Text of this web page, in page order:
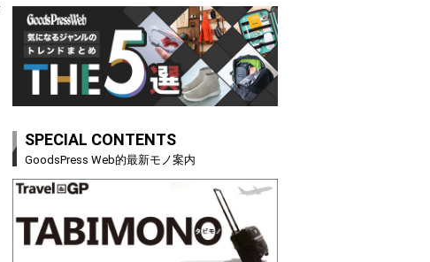
薄着になる季節の夏こそ“映える”タフな腕時計を。G-
SHOCK「GRAVITYMASTER」は本当に機能も見た…
PR
SPECIAL CONTENTS
GoodsPress Web的最新モノ案内